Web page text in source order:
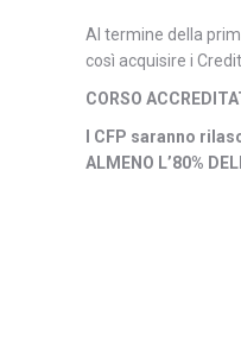
Al termine della
così acquisire i
CORSO
I CFP saranno
ALMENO L’80%